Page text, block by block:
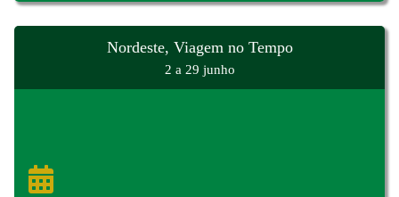
Nordeste, Viagem no Tempo
2 a 29 junho